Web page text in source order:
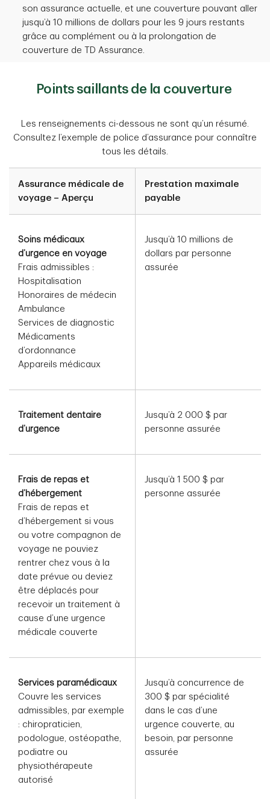
son assurance actuelle, et une couverture pouvant aller
jusqu’à 10 millions de dollars pour les 9 jours restants
grâce au complément ou à la prolongation de
couverture de TD Assurance.
Points saillants de la couverture
Les renseignements ci-dessous ne sont qu’un résumé.
Consultez l’exemple de police d’assurance pour connaître
tous les détails.
Assurance médicale de
voyage – Aperçu
Prestation maximale
payable
Soins médicaux
d’urgence en voyage
Frais admissibles :
Hospitalisation
Honoraires de médecin
Ambulance
Services de diagnostic
Médicaments
d’ordonnance
Appareils médicaux
Jusqu’à 10 millions de
dollars par personne
assurée
Traitement dentaire
d’urgence
Jusqu’à 2 000 $ par
personne assurée
Frais de repas et
d’hébergement
Frais de repas et
d’hébergement si vous
ou votre compagnon de
voyage ne pouviez
rentrer chez vous à la
date prévue ou deviez
être déplacés pour
recevoir un traitement à
cause d’une urgence
médicale couverte
Jusqu’à 1 500 $ par
personne assurée
Services paramédicaux
Couvre les services
admissibles, par exemple
: chiropraticien,
podologue, ostéopathe,
podiatre ou
physiothérapeute
autorisé
Jusqu’à concurrence de
300 $ par spécialité
dans le cas d’une
urgence couverte, au
besoin, par personne
assurée